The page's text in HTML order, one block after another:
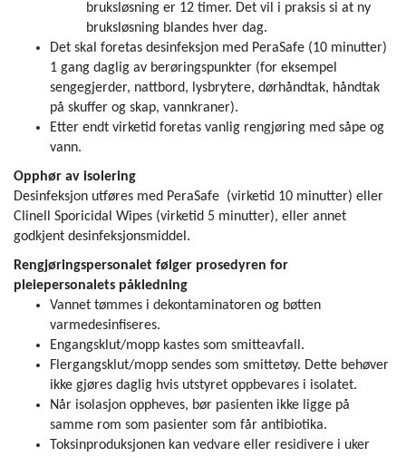
bruksløsning er 12 timer. Det vil i praksis si at ny
bruksløsning blandes hver dag.
Det skal foretas desinfeksjon med PeraSafe (10 minutter)
1 gang daglig av berøringspunkter (for eksempel
sengegjerder, nattbord, lysbrytere, dørhåndtak, håndtak
på skuffer og skap, vannkraner).
Etter endt virketid foretas vanlig rengjøring med såpe og
vann.
Opphør av isolering
Desinfeksjon utføres med PeraSafe (virketid 10 minutter) eller
Clinell Sporicidal Wipes (virketid 5 minutter), eller annet
godkjent desinfeksjonsmiddel.
Rengjøringspersonalet følger prosedyren for
pleiepersonalets påkledning
Vannet tømmes i dekontaminatoren og bøtten
varmedesinfiseres.
Engangsklut/mopp kastes som smitteavfall.
Flergangsklut/mopp sendes som smittetøy. Dette behøver
ikke gjøres daglig hvis utstyret oppbevares i isolatet.
Når isolasjon oppheves, bør pasienten ikke ligge på
samme rom som pasienter som får antibiotika.
Toksinproduksjonen kan vedvare eller residivere i uker